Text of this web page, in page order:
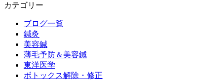
カテゴリー
ブログ一覧
鍼灸
美容鍼
薄毛予防＆美容鍼
東洋医学
ボトックス解除・修正